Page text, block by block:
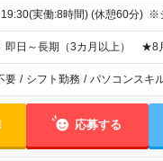
実働:8時間) (休憩60分) ※
即日～長期（3カ月以上） ★8
要 / シフト勤務 / パソコンスキ
応募する